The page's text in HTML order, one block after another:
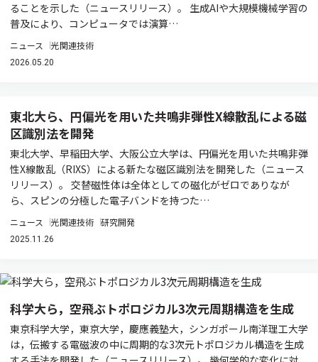
ることを示した（ニュースリリース）。 生成AIや大規模機械学習の
普及により、コンピュータでは演算…
ニュース 光関連技術
2026.05.20
東北大ら、円偏光を用いた共鳴非弾性X線散乱による磁
区識別法を開発
東北大学、早稲田大学、大阪公立大学は、円偏光を用いた共鳴非弾
性X線散乱（RIXS）による新たな磁区識別法を開発した（ニュース
リリース）。 交替磁性体は全体としての磁化がゼロでありなが
ら、スピンの分極した電子バンドを持つた…
ニュース 光関連技術 研究開発
2025.11.26
科学大ら，空飛ぶトポロジカル3次元周期構造を生成
東京科学大学，東京大学，慶應義塾大，シンガポール南洋理工大学
は，伝搬する電磁波の中に周期的な3次元トポロジカル構造を生成